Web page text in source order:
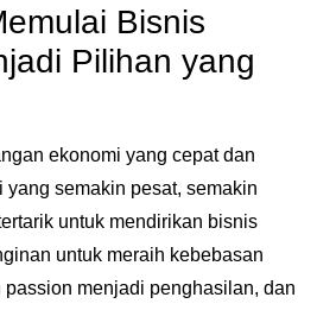
Bisnis
Pilihan yang
ekonomi yang cepat dan
yang semakin pesat, semakin
untuk mendirikan bisnis
untuk meraih kebebasan
menjadi penghasilan, dan